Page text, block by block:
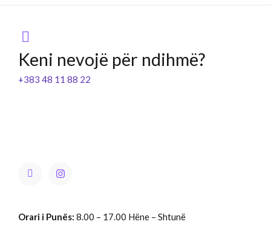
Keni nevojë për ndihmë?
+383 48 11 88 22
Orari i Punës: 8.00 – 17.00 Hëne – Shtunë